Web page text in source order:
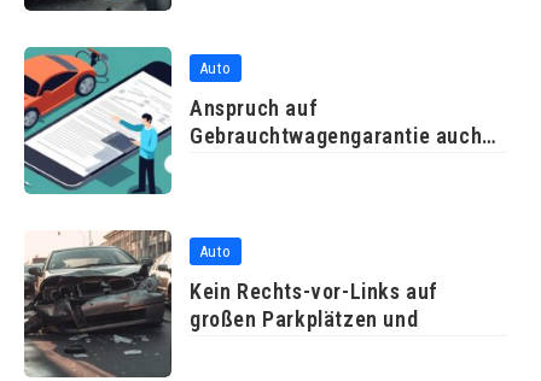
Auto
Anspruch auf
Gebrauchtwagengarantie auch
Auto
Kein Rechts-vor-Links auf
großen Parkplätzen und